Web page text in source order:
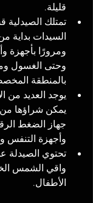
قليلة.
تمتلك الصيدلية
السيدات بداية
ومرورًا بأجهزة
وحتى الغسول
بالمنطقة
يوجد العديد من
يمكن شراؤها
جهاز الضغط
وأجهزة التنفس
تحتوي الصيدلة
واقي الشمس
الأطفال.